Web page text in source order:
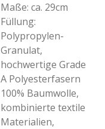
Maße: ca. 29cm
Füllung:
Polypropylen-
Granulat,
hochwertige Grade
A Polyesterfasern
100% Baumwolle,
kombinierte textile
Materialien,